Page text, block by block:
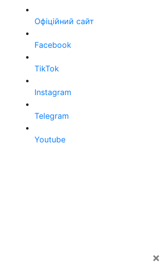
Офіційний сайт
Facebook
TikTok
Instagram
Telegram
Youtube
×